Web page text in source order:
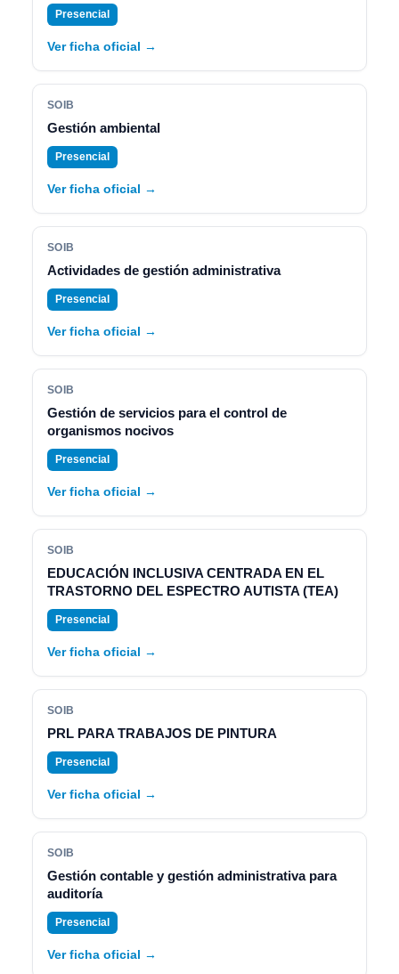
Presencial
Ver ficha oficial →
SOIB
Gestión ambiental
Presencial
Ver ficha oficial →
SOIB
Actividades de gestión administrativa
Presencial
Ver ficha oficial →
SOIB
Gestión de servicios para el control de
organismos nocivos
Presencial
Ver ficha oficial →
SOIB
EDUCACIÓN INCLUSIVA CENTRADA EN EL
TRASTORNO DEL ESPECTRO AUTISTA (TEA)
Presencial
Ver ficha oficial →
SOIB
PRL PARA TRABAJOS DE PINTURA
Presencial
Ver ficha oficial →
SOIB
Gestión contable y gestión administrativa para
auditoría
Presencial
Ver ficha oficial →